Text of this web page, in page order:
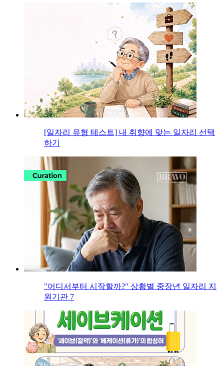
[일자리 유형 테스트] 내 취향에 맞는 일자리 선택
하기
"어디서부터 시작할까?" 상황별 중장년 일자리 지
원기관 7